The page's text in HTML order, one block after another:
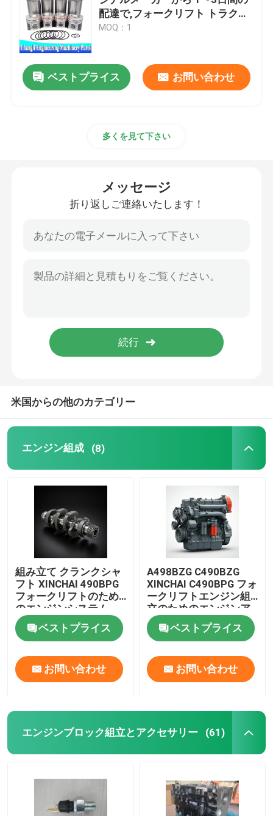
シリンダーヘッドとバルブシステムの組立
計時器列車の組立
フライホイール組成
冷却システム
配達で,フォークリフト トラクタ
ー用のディーゼルエンジンピス
MOQ：1
ベストプライス お問い合わせ
多くを見て下さい
メッセージ
折り返しご連絡いたします！
米国からの他のカテゴリー
エンジン組成 (8)
組み立て クランクシャ
フト XINCHAI 490BPG
フォークリフトのため
のエンジンシステム
ベストプライス
お問い合わせ
A498BZG C490BZG
XINCHAI C490BPG フォ
ークリフトエンジン組
立のためのエンジンア
シ
ベストプライス
お問い合わせ
エンジンブロック組立とアクセサリー (61)